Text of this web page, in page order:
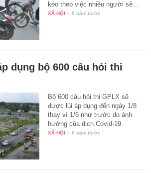
kéo theo việc nhiều người sẽ…
XÃ HỘI - 6 năm trước
dụng bộ 600 câu hỏi thi
Bộ 600 câu hỏi thi GPLX sẽ
được lùi áp dụng đến ngày 1/8
thay vì 1/6 như trước do ảnh
hưởng của dịch Covid-19.
XÃ HỘI - 6 năm trước